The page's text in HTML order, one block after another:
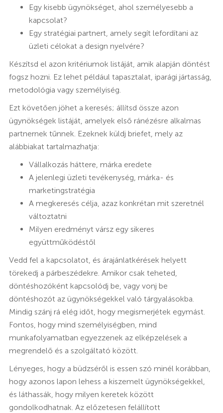
Egy kisebb ügynökséget, ahol személyesebb a
kapcsolat?
Egy stratégiai partnert, amely segít lefordítani az
üzleti célokat a design nyelvére?
Készítsd el azon kritériumok listáját, amik alapján döntést
fogsz hozni. Ez lehet például tapasztalat, iparági jártasság,
metodológia vagy személyiség.
Ezt követően jöhet a keresés; állítsd össze azon
ügynökségek listáját, amelyek első ránézésre alkalmas
partnernek tűnnek. Ezeknek küldj briefet, mely az
alábbiakat tartalmazhatja:
Vállalkozás háttere, márka eredete
A jelenlegi üzleti tevékenység, márka- és
marketingstratégia
A megkeresés célja, azaz konkrétan mit szeretnél
változtatni
Milyen eredményt vársz egy sikeres
együttműködéstől
Vedd fel a kapcsolatot, és árajánlatkérések helyett
törekedj a párbeszédekre. Amikor csak teheted,
döntéshozóként kapcsolódj be, vagy vonj be
döntéshozót az ügynökségekkel való tárgyalásokba.
Mindig szánj rá elég időt, hogy megismerjétek egymást.
Fontos, hogy mind személyiségben, mind
munkafolyamatban egyezzenek az elképzelések a
megrendelő és a szolgáltató között.
Lényeges, hogy a büdzséről is essen szó minél korábban,
hogy azonos lapon lehess a kiszemelt ügynökségekkel,
és láthassák, hogy milyen keretek között
gondolkodhatnak. Az előzetesen felállított